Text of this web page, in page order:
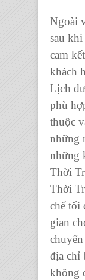
Ngoài
sau
cam
khách
Lịch
phù
thuộc
những
những
Thời
Thời
chế tối
gian
chuyển
địa chỉ
không